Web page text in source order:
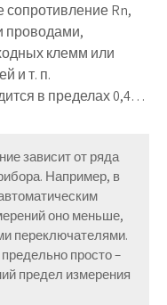
Rn,
проводами,
клемм или
и т. п.
в пределах 0,4…
зависит от ряда
Например, в
оно меньше,
переключателями.
просто –
предел измерения